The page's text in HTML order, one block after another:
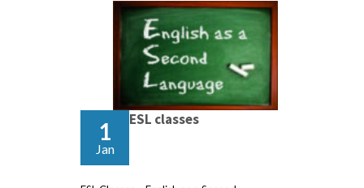
1
Jan
ESL classes